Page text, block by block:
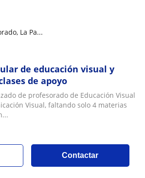
La Pa...
de educación visual y
de apoyo
de profesorado de Educación Visual
Visual, faltando solo 4 materias
Contactar